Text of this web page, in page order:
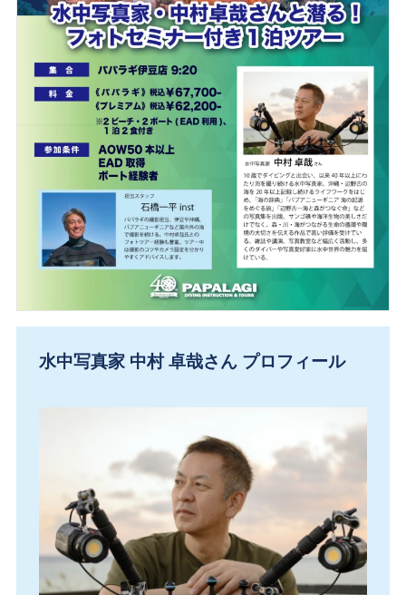
水中写真家 中村 卓哉さん プロフィール